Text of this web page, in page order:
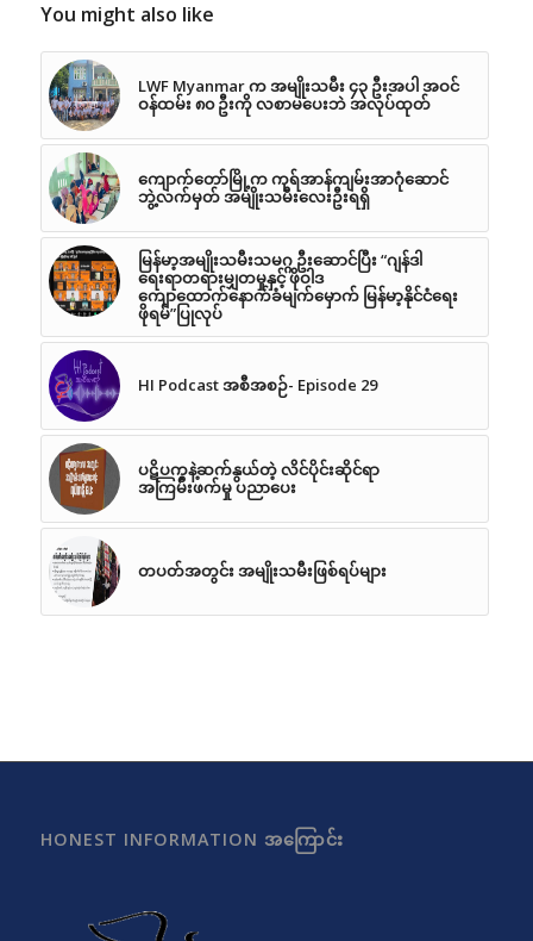
You might also like
LWF Myanmar က အမျိုးသမီး ၄၃ ဦးအပါ အဝင်
ဝန်ထမ်း ၈၀ ဦးကို လစာမပေးဘဲ အလုပ်ထုတ်
ကျောက်တော်မြို့က ကုရ်အာန်ကျမ်းအာဂုံဆောင်
ဘွဲ့လက်မှတ် အမျိုးသမီးလေးဦးရရှိ
မြန်မာ့အမျိုးသမီးသမဂ္ဂ ဦးဆောင်ပြီး “ဂျန်ဒါ
ရေးရာတရားမျှတမှုနှင့် ဖိုဝါဒ
ကျောထောက်နောက်ခံမျက်မှောက် မြန်မာ့နိုင်ငံရေး
ဖိုရမ်”ပြုလုပ်
HI Podcast အစီအစဉ်- Episode 29
ပဋိပက္ခနဲ့ဆက်နွယ်တဲ့ လိင်ပိုင်းဆိုင်ရာ
အကြမ်းဖက်မှု ပညာပေး
တပတ်အတွင်း အမျိုးသမီးဖြစ်ရပ်များ
HONEST INFORMATION အကြောင်း